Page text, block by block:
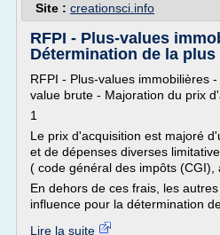
Site : creationsci.info
RFPI - Plus-values
Détermination de la plus
RFPI - Plus-values immobilières
value brute - Majoration du prix
1
Le prix d'acquisition est majoré
et de dépenses diverses
( code général des impôts (CGI),
En dehors de ces frais, les
influence pour la détermination de
Lire la suite